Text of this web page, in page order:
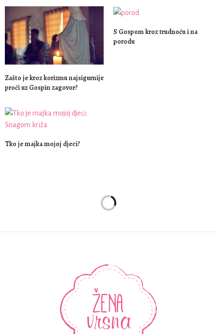
Zašto je kroz korizmu najsigurnije
proći uz Gospin zagovor?
S Gospom kroz trudnoću i na
porodu
Tko je majka mojoj djeci?